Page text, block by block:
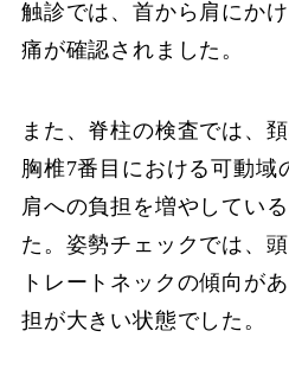
触診では、首から肩にか
痛が確認されました。
また、脊柱の検査では、
胸椎7番目における可動域
肩への負担を増やしてい
た。姿勢チェックでは、
トレートネックの傾向が
担が大きい状態でした。